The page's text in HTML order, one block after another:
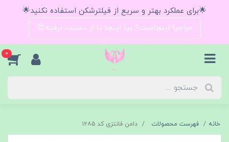
🌟برای عملکرد بهتر و سریع از فیلترشکن استفاده نکنید🌟
حراجیا اینجاست؟ بیا اینجا تا از دستت نرفته😍
0
خانه فهرست محصولات دامن فانتزی کد ۱۲۸۵